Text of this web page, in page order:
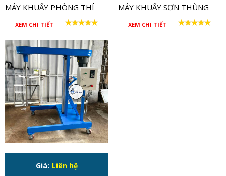
MÁY KHUẤY PHÒNG THÍ
NGHIỆM CÔNG SUẤT LỚN
750W
XEM CHI TIẾT
MÁY KHUẤY SƠN THÙNG
500-1000L CÔNG SUẤT LỚN
15HP
XEM CHI TIẾT
Giá: Liên hệ